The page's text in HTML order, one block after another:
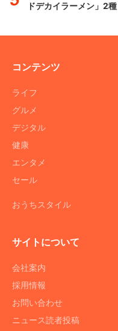
ドデカイラーメン」2種
コンテンツ
ライフ
グルメ
デジタル
健康
エンタメ
セール
おうちスタイル
サイトについて
会社案内
採用情報
お問い合わせ
ニュース読者投稿